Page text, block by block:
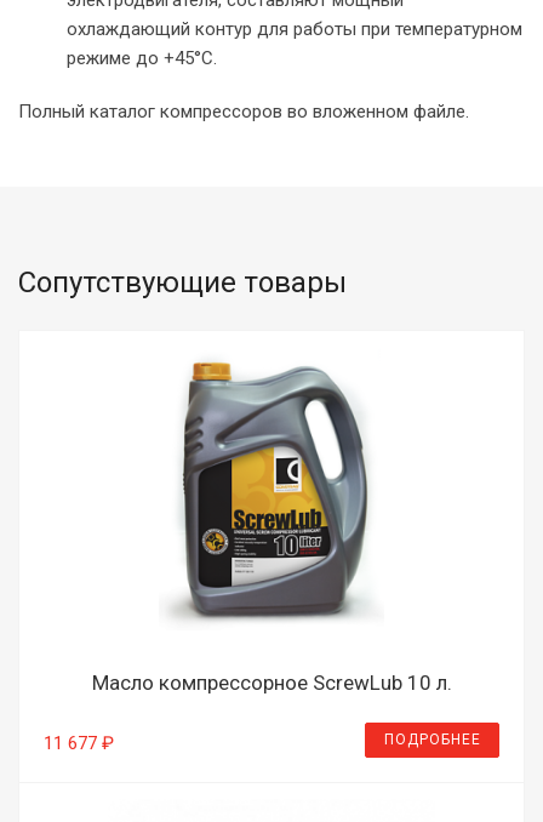
охлаждающий контур для работы при температурном
режиме до +45°C.
Полный каталог компрессоров во вложенном файле.
Сопутствующие товары
Масло компрессорное ScrewLub 10 л.
11 677 ₽ ПОДРОБНЕЕ